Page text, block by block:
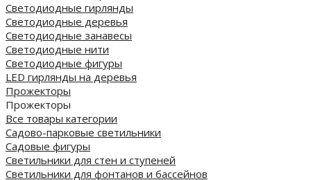
Светодиодные гирлянды
Светодиодные деревья
Светодиодные занавесы
Светодиодные нити
Светодиодные фигуры
LED гирлянды на деревья
Прожекторы
Прожекторы
Все товары категории
Садово-парковые светильники
Садовые фигуры
Светильники для стен и ступеней
Светильники для фонтанов и бассейнов